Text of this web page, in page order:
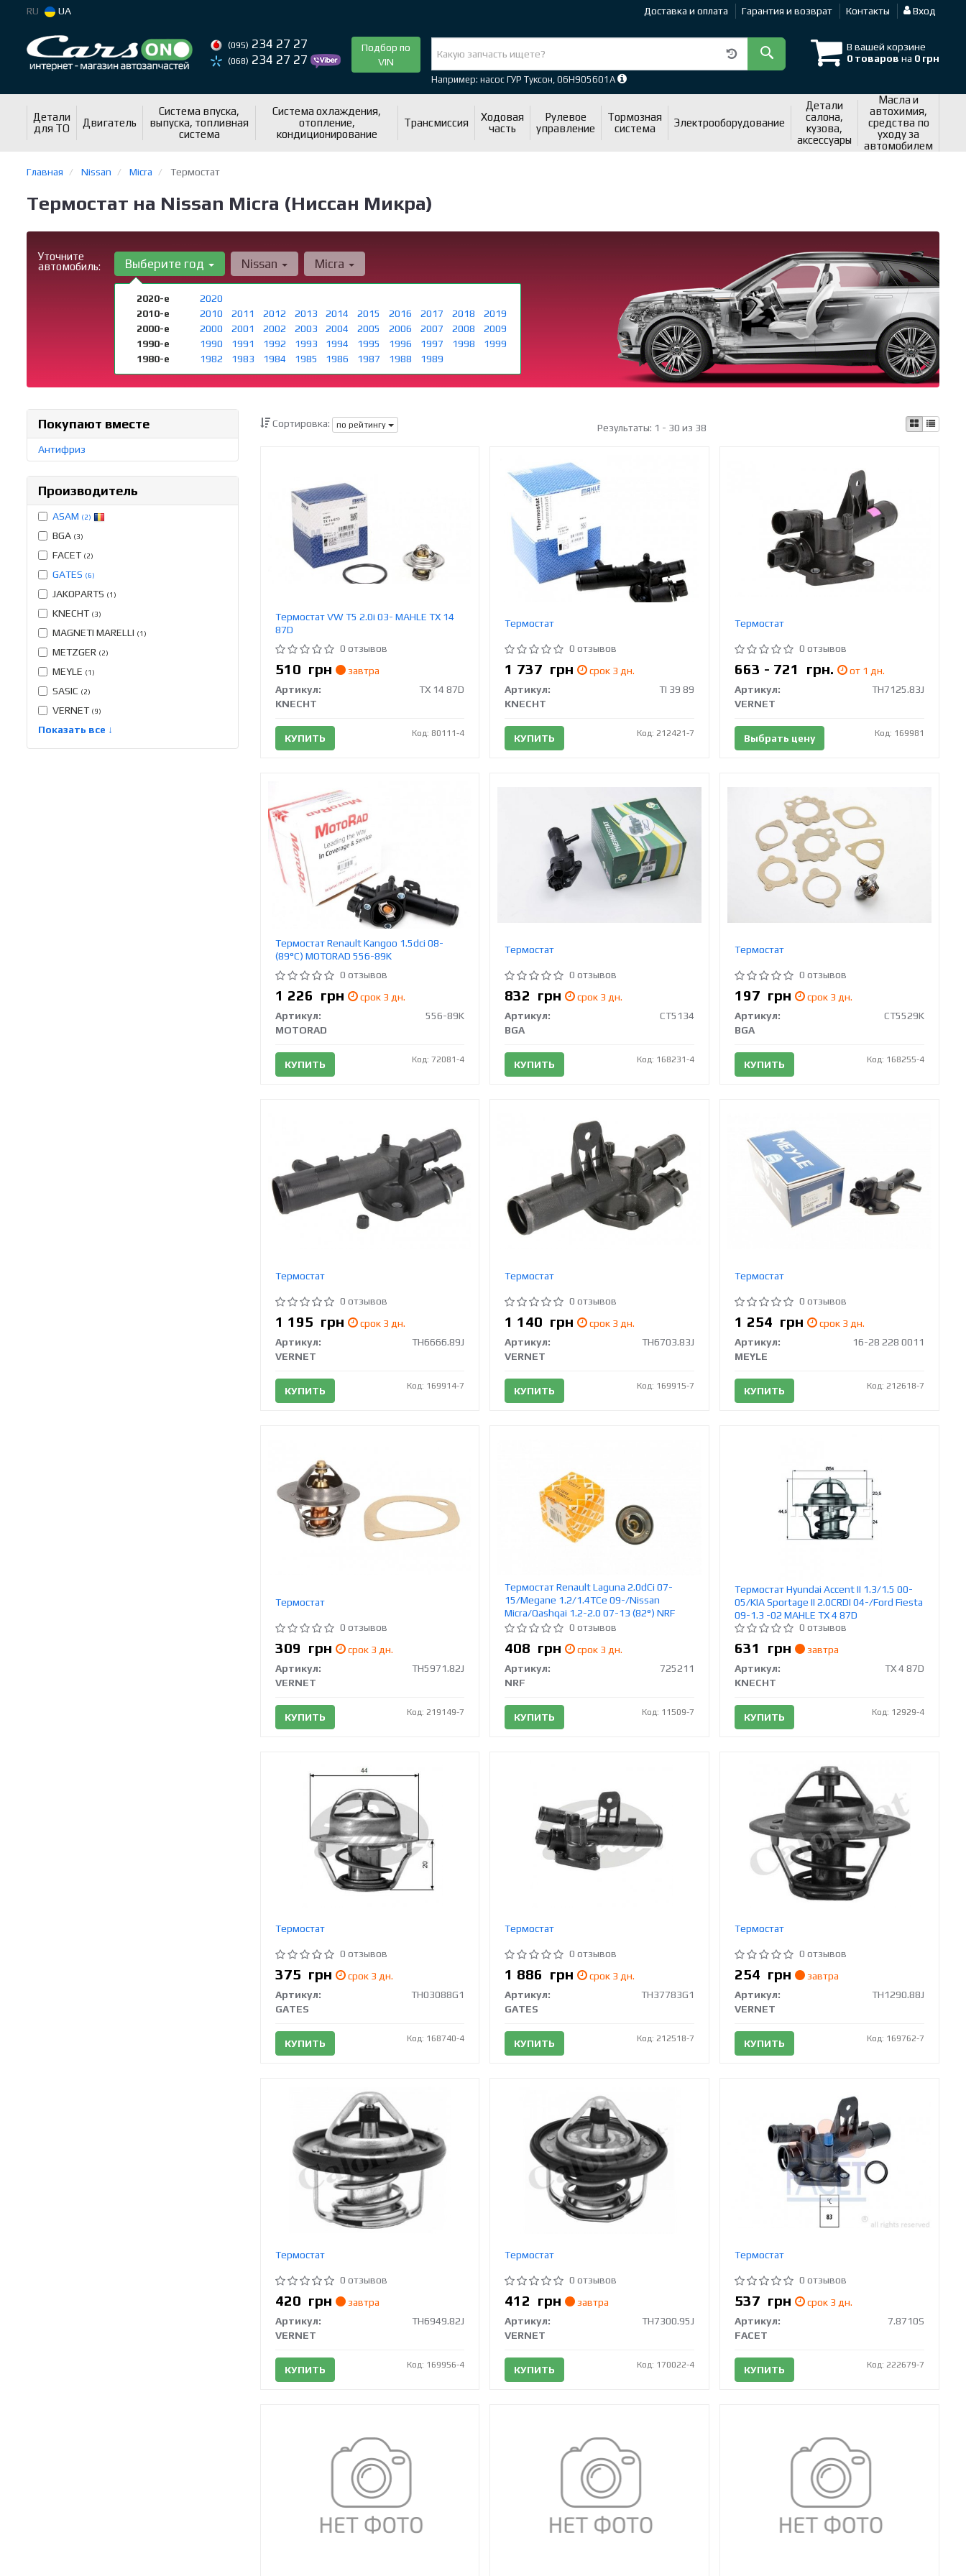
RU UA Доставка и оплата Гарантия и возврат Контакты Вход
(095) 234 27 27
(068) 234 27 27
Подбор по
VIN
В вашей корзине
0 товаров на 0 грн
Например: насос ГУР Туксон, 06H905601A
Детали
для ТО
Двигатель
Система впуска,
выпуска, топливная
система
Система охлаждения,
отопление,
кондиционирование
Трансмиссия
Ходовая
часть
Рулевое
управление
Тормозная
система
Электрооборудование
Детали
салона,
кузова,
аксессуары
Масла и
автохимия,
средства по
уходу за
автомобилем
Главная Nissan Micra Термостат
Термостат на Nissan Micra (Ниссан Микра)
Уточните
автомобиль:
Выберите год
2020-е
2020
2010-е
2010 2011 2012 2013 2014 2015 2016 2017 2018
2019
2000-е
2000 2001 2002 2003 2004 2005 2006 2007 2008
2009
1990-е
1990 1991 1992 1993 1994 1995 1996 1997 1998
1999
1980-е
1982 1983 1984 1985 1986 1987 1988 1989
Nissan Micra
Покупают вместе
Антифриз
Производитель
ASAM (2)
BGA (3)
FACET (2)
GATES (6)
JAKOPARTS (1)
KNECHT (3)
MAGNETI MARELLI (1)
METZGER (2)
MEYLE (1)
SASIC (2)
VERNET (9)
Показать все ↓
Сортировка: по рейтингу Результаты: 1 - 30 из 38
Термостат VW T5 2.0i 03- MAHLE TX 14
87D
0 отзывов
510 грн
завтра
Артикул:
TX 14 87D
KNECHT
КУПИТЬ Код: 80111-4
Термостат
0 отзывов
1 737 грн
срок 3 дн.
Артикул:
TI 39 89
KNECHT
КУПИТЬ Код: 212421-7
Термостат
0 отзывов
663 - 721 грн.
от 1 дн.
Артикул:
TH7125.83J
VERNET
Выбрать цену Код: 169981
Термостат Renault Kangoo 1.5dci 08-
(89°C) MOTORAD 556-89K
0 отзывов
1 226 грн
срок 3 дн.
Артикул:
556-89K
MOTORAD
КУПИТЬ Код: 72081-4
Термостат
0 отзывов
832 грн
срок 3 дн.
Артикул:
CT5134
BGA
КУПИТЬ Код: 168231-4
Термостат
0 отзывов
197 грн
срок 3 дн.
Артикул:
CT5529K
BGA
КУПИТЬ Код: 168255-4
Термостат
0 отзывов
1 195 грн
срок 3 дн.
Артикул:
TH6666.89J
VERNET
КУПИТЬ Код: 169914-7
Термостат
0 отзывов
1 140 грн
срок 3 дн.
Артикул:
TH6703.83J
VERNET
КУПИТЬ Код: 169915-7
Термостат
0 отзывов
1 254 грн
срок 3 дн.
Артикул:
16-28 228 0011
MEYLE
КУПИТЬ Код: 212618-7
Термостат
0 отзывов
309 грн
срок 3 дн.
Артикул:
TH5971.82J
VERNET
КУПИТЬ Код: 219149-7
Термостат Renault Laguna 2.0dCi 07-
15/Megane 1.2/1.4TCe 09-/Nissan
Micra/Qashqai 1.2-2.0 07-13 (82°) NRF
725211
0 отзывов
408 грн
срок 3 дн.
Артикул:
725211
NRF
КУПИТЬ Код: 11509-7
Термостат Hyundai Accent II 1.3/1.5 00-
05/KIA Sportage II 2.0CRDI 04-/Ford Fiesta
09-1.3 -02 MAHLE TX 4 87D
0 отзывов
631 грн
завтра
Артикул:
TX 4 87D
KNECHT
КУПИТЬ Код: 12929-4
Термостат
0 отзывов
375 грн
срок 3 дн.
Артикул:
TH03088G1
GATES
КУПИТЬ Код: 168740-4
Термостат
0 отзывов
1 886 грн
срок 3 дн.
Артикул:
TH37783G1
GATES
КУПИТЬ Код: 212518-7
Термостат
0 отзывов
254 грн
завтра
Артикул:
TH1290.88J
VERNET
КУПИТЬ Код: 169762-7
Термостат
0 отзывов
420 грн
завтра
Артикул:
TH6949.82J
VERNET
КУПИТЬ Код: 169956-4
Термостат
0 отзывов
412 грн
завтра
Артикул:
TH7300.95J
VERNET
КУПИТЬ Код: 170022-4
Термостат
0 отзывов
537 грн
срок 3 дн.
Артикул:
7.8710S
FACET
КУПИТЬ Код: 222679-7